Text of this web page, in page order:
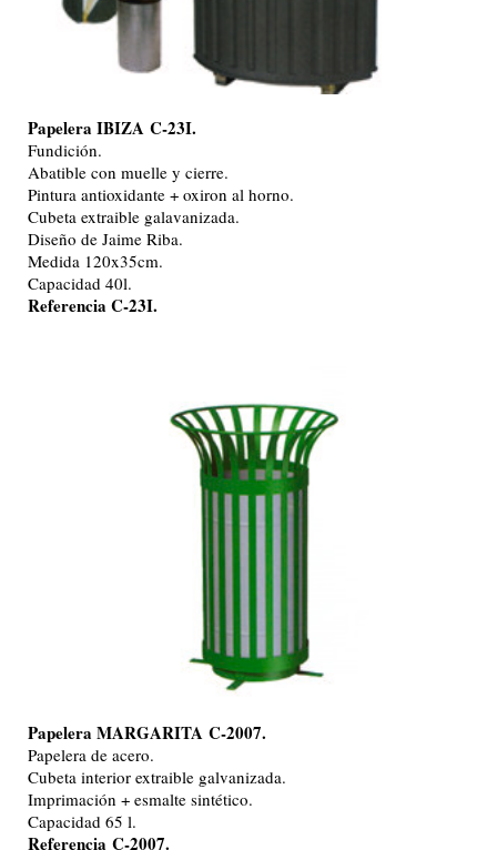
Papelera IBIZA C-23I.
Fundición.
Abatible con muelle y cierre.
Pintura antioxidante + oxiron al horno.
Cubeta extraible galavanizada.
Diseño de Jaime Riba.
Medida 120x35cm.
Capacidad 40l.
Referencia C-23I.
Papelera MARGARITA C-2007.
Papelera de acero.
Cubeta interior extraible galvanizada.
Imprimación + esmalte sintético.
Capacidad 65 l.
Referencia C-2007.